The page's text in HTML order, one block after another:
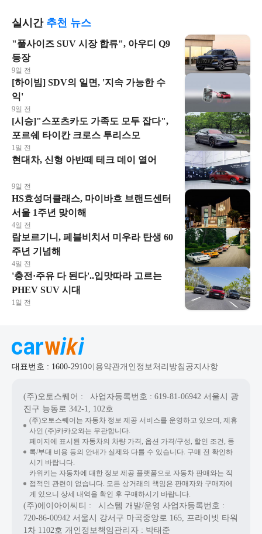
실시간 추천 뉴스
"풀사이즈 SUV 시장 합류", 아우디 Q9
등장
9일 전
[하이빔] SDV의 일면, '지속 가능한 수
익'
9일 전
[시승]"스포츠카도 가족도 모두 잡다",
포르쉐 타이칸 크로스 투리스모
1일 전
현대차, 신형 아반떼 테크 데이 열어
9일 전
HS효성더클래스, 마이바흐 브랜드센터
서울 1주년 맞이해
4일 전
람보르기니, 페블비치서 미우라 탄생 60
주년 기념해
4일 전
'충전·주유 다 된다'..입맛따라 고르는
PHEV SUV 시대
1일 전
대표번호 : 1600-2910이용약관개인정보처리방침 공지사항
(주)오토스퀘어 : 사업자등록번호 : 619-81-06942 서울시 광
진구 능동로 342-1, 102호
(주)오토스퀘어는 자동차 정보 제공 서비스를 운영하고 있으며, 제휴
사인 (주)카카오와는 무관합니다.
페이지에 표시된 자동차의 차량 가격, 옵션 가격/구성, 할인 조건, 등
록/부대 비용 등의 안내가 실제와 다를 수 있습니다. 구매 전 확인하
시기 바랍니다.
카위키는 자동차에 대한 정보 제공 플랫폼으로 자동차 판매와는 직
접적인 관련이 없습니다. 모든 상거래의 책임은 판매자와 구매자에
게 있으니 상세 내역을 확인 후 구매하시기 바랍니다.
(주)에이아이씨티 : 시스템 개발/운영 사업자등록번호 :
720-86-00942 서울시 강서구 마곡중앙로 165, 프라이빗 타워
1차 1102호 개인정보책임관리자 : 박태준